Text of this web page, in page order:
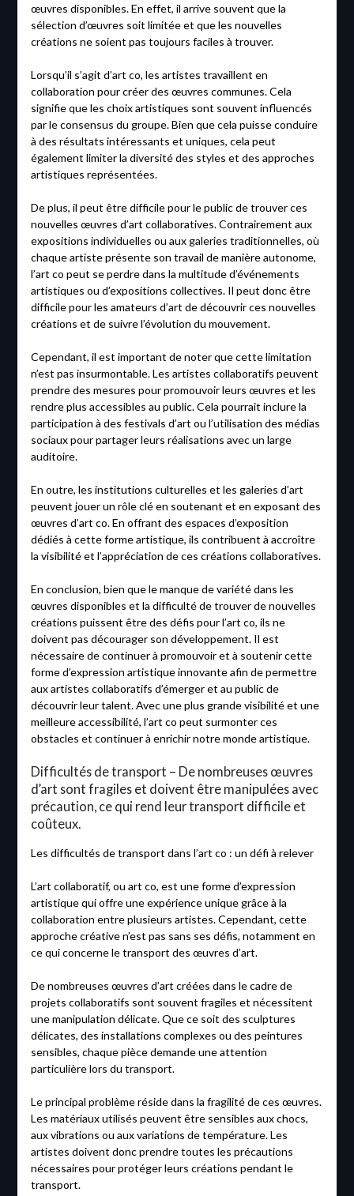
œuvres disponibles. En effet, il arrive souvent que la
sélection d’œuvres soit limitée et que les nouvelles
créations ne soient pas toujours faciles à trouver.
Lorsqu’il s’agit d’art co, les artistes travaillent en
collaboration pour créer des œuvres communes. Cela
signifie que les choix artistiques sont souvent influencés
par le consensus du groupe. Bien que cela puisse conduire
à des résultats intéressants et uniques, cela peut
également limiter la diversité des styles et des approches
artistiques représentées.
De plus, il peut être difficile pour le public de trouver ces
nouvelles œuvres d’art collaboratives. Contrairement aux
expositions individuelles ou aux galeries traditionnelles, où
chaque artiste présente son travail de manière autonome,
l’art co peut se perdre dans la multitude d’événements
artistiques ou d’expositions collectives. Il peut donc être
difficile pour les amateurs d’art de découvrir ces nouvelles
créations et de suivre l’évolution du mouvement.
Cependant, il est important de noter que cette limitation
n’est pas insurmontable. Les artistes collaboratifs peuvent
prendre des mesures pour promouvoir leurs œuvres et les
rendre plus accessibles au public. Cela pourrait inclure la
participation à des festivals d’art ou l’utilisation des médias
sociaux pour partager leurs réalisations avec un large
auditoire.
En outre, les institutions culturelles et les galeries d’art
peuvent jouer un rôle clé en soutenant et en exposant des
œuvres d’art co. En offrant des espaces d’exposition
dédiés à cette forme artistique, ils contribuent à accroître
la visibilité et l’appréciation de ces créations collaboratives.
En conclusion, bien que le manque de variété dans les
œuvres disponibles et la difficulté de trouver de nouvelles
créations puissent être des défis pour l’art co, ils ne
doivent pas décourager son développement. Il est
nécessaire de continuer à promouvoir et à soutenir cette
forme d’expression artistique innovante afin de permettre
aux artistes collaboratifs d’émerger et au public de
découvrir leur talent. Avec une plus grande visibilité et une
meilleure accessibilité, l’art co peut surmonter ces
obstacles et continuer à enrichir notre monde artistique.
Difficultés de transport – De nombreuses œuvres
d’art sont fragiles et doivent être manipulées avec
précaution, ce qui rend leur transport difficile et
coûteux.
Les difficultés de transport dans l’art co : un défi à relever
L’art collaboratif, ou art co, est une forme d’expression
artistique qui offre une expérience unique grâce à la
collaboration entre plusieurs artistes. Cependant, cette
approche créative n’est pas sans ses défis, notamment en
ce qui concerne le transport des œuvres d’art.
De nombreuses œuvres d’art créées dans le cadre de
projets collaboratifs sont souvent fragiles et nécessitent
une manipulation délicate. Que ce soit des sculptures
délicates, des installations complexes ou des peintures
sensibles, chaque pièce demande une attention
particulière lors du transport.
Le principal problème réside dans la fragilité de ces œuvres.
Les matériaux utilisés peuvent être sensibles aux chocs,
aux vibrations ou aux variations de température. Les
artistes doivent donc prendre toutes les précautions
nécessaires pour protéger leurs créations pendant le
transport.